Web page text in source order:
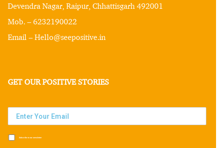
Devendra Nagar, Raipur, Chhattisgarh 492001
Mob. – 6232190022
Email – Hello@seepositive.in
GET OUR POSITIVE STORIES
Subscribe to our newsletter